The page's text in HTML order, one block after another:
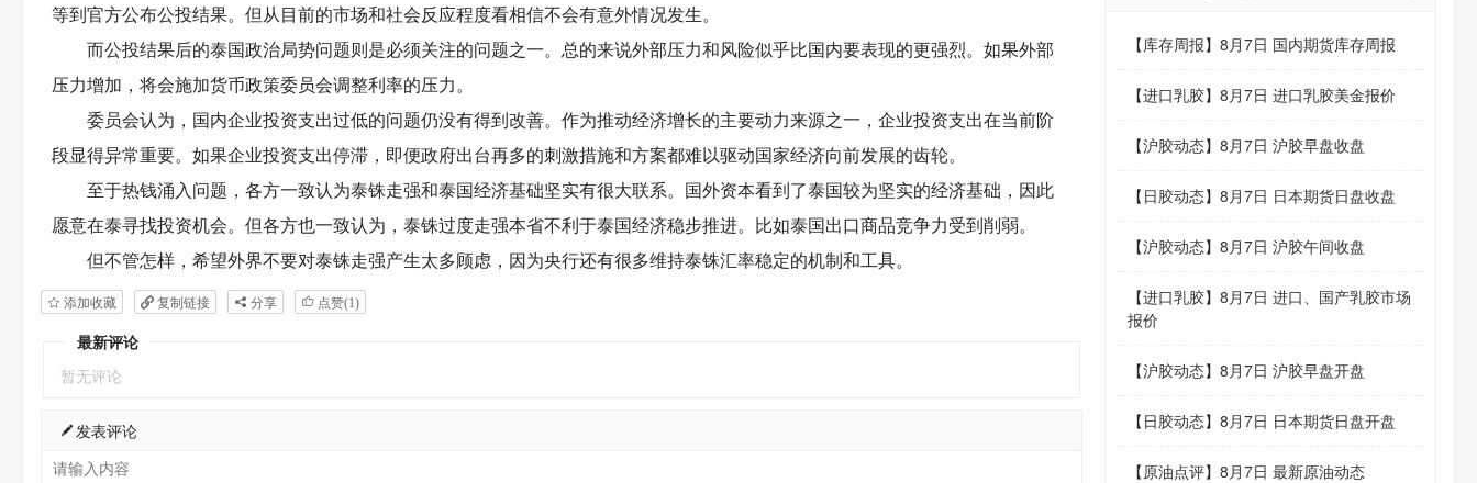
等到官方公布公投结果。但从目前的市场和社会反应程度看相信不会有意外情况发生。
而公投结果后的泰国政治局势问题则是必须关注的问题之一。总的来说外部压力和风险似乎比国内要表现的更强烈。如果外部
压力增加，将会施加货币政策委员会调整利率的压力。
委员会认为，国内企业投资支出过低的问题仍没有得到改善。作为推动经济增长的主要动力来源之一，企业投资支出在当前阶
段显得异常重要。如果企业投资支出停滞，即便政府出台再多的刺激措施和方案都难以驱动国家经济向前发展的齿轮。
至于热钱涌入问题，各方一致认为泰铢走强和泰国经济基础坚实有很大联系。国外资本看到了泰国较为坚实的经济基础，因此
愿意在泰寻找投资机会。但各方也一致认为，泰铢过度走强本省不利于泰国经济稳步推进。比如泰国出口商品竞争力受到削弱。
但不管怎样，希望外界不要对泰铢走强产生太多顾虑，因为央行还有很多维持泰铢汇率稳定的机制和工具。
添加收藏 复制链接 分享 点赞(1 )
最新评论
暂无评论
发表评论
【库存周报】 8月7日 国内期货库存周报
【进口乳胶】 8月7日 进口乳胶美金报价
【沪胶动态】 8月7日 沪胶早盘收盘
【 日胶动态】 8月7日 日本期货日盘收盘
【沪胶动态】 8月7日 沪胶午间收盘
【进口乳胶】 8月7日 进口、国产乳胶市场
报价
【沪胶动态】 8月7日 沪胶早盘开盘
【 日胶动态】 8月7日 日本期货日盘开盘
【原油点评】 8月7日 最新原油动态